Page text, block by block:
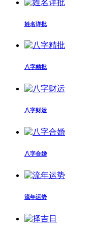
姓名详批
八字精批
八字财运
八字合婚
流年运势